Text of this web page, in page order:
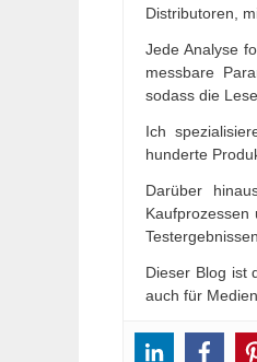
Distributoren,
Jede Analyse
messbare
sodass die
Ich
hunderte
Darüber
Testergebnissen.
Dieser Blog ist
auch für